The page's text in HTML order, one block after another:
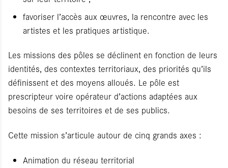
favoriser l’accès aux œuvres, la rencontre avec les
artistes et les pratiques artistique.
Les missions des pôles se déclinent en fonction de leurs
identités, des contextes territoriaux, des priorités qu’ils
définissent et des moyens alloués. Le pôle est
prescripteur voire opérateur d’actions adaptées aux
besoins de ses territoires et de ses publics.
Cette mission s’articule autour de cinq grands axes :
Animation du réseau territorial